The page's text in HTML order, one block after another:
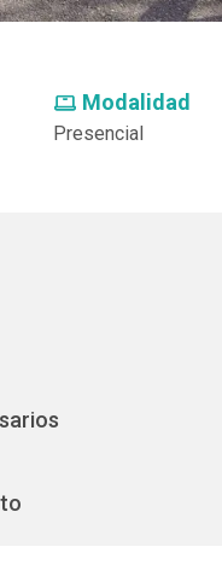
Modalidad
Presencial